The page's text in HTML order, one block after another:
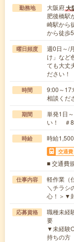
勤務地 大阪府大
肥後橋駅
崎駅から
から徒歩
曜日頻度
週0日～/
け」など
ても大丈
ださい！
時間
9:00～
相談くだ
期間
単発1日
い！ ＃
時給 時給
交通費
■ 交通費
仕事内容
軽作業（
＼チラシ
心！＞▼
応募資格
職種未経
要
▼未経験
持ちの方